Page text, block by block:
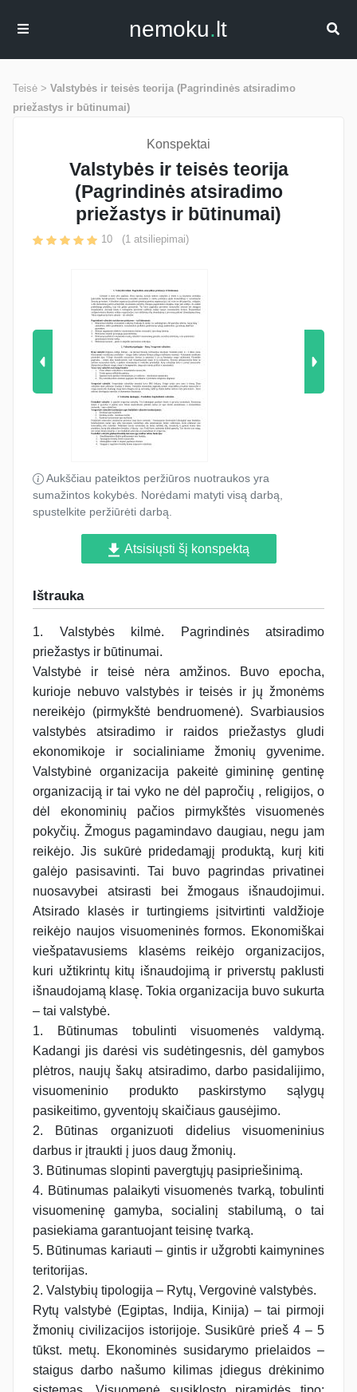
nemoku.lt
Teisė > Valstybės ir teisės teorija (Pagrindinės atsiradimo
priežastys ir būtinumai)
Konspektai
Valstybės ir teisės teorija
(Pagrindinės atsiradimo
priežastys ir būtinumai)
10 (1 atsiliepimai)
Aukščiau pateiktos peržiūros nuotraukos yra
sumažintos kokybės. Norėdami matyti visą darbą,
spustelkite peržiūrėti darbą.
Atsisiųsti šį konspektą
Ištrauka
1. Valstybės kilmė. Pagrindinės atsiradimo
priežastys ir būtinumai.
Valstybė ir teisė nėra amžinos. Buvo epocha,
kurioje nebuvo valstybės ir teisės ir jų žmonėms
nereikėjo (pirmykštė bendruomenė). Svarbiausios
valstybės atsiradimo ir raidos priežastys gludi
ekonomikoje ir socialiniame žmonių gyvenime.
Valstybinė organizacija pakeitė gimininę gentinę
organizaciją ir tai vyko ne dėl papročių , religijos, o
dėl ekonominių pačios pirmykštės visuomenės
pokyčių. Žmogus pagamindavo daugiau, negu jam
reikėjo. Jis sukūrė pridedamąjį produktą, kurį kiti
galėjo pasisavinti. Tai buvo pagrindas privatinei
nuosavybei atsirasti bei žmogaus išnaudojimui.
Atsirado klasės ir turtingiems įsitvirtinti valdžioje
reikėjo naujos visuomeninės formos. Ekonomiškai
viešpatavusiems klasėms reikėjo organizacijos,
kuri užtikrintų kitų išnaudojimą ir priverstų paklusti
išnaudojamą klasę. Tokia organizacija buvo sukurta
– tai valstybė.
1. Būtinumas tobulinti visuomenės valdymą.
Kadangi jis darėsi vis sudėtingesnis, dėl gamybos
plėtros, naujų šakų atsiradimo, darbo pasidalijimo,
visuomeninio produkto paskirstymo sąlygų
pasikeitimo, gyventojų skaičiaus gausėjimo.
2. Būtinas organizuoti didelius visuomeninius
darbus ir įtraukti į juos daug žmonių.
3. Būtinumas slopinti pavergtųjų pasipriešinimą.
4. Būtinumas palaikyti visuomenės tvarką, tobulinti
visuomeninę gamyba, socialinį stabilumą, o tai
pasiekiama garantuojant teisinę tvarką.
5. Būtinumas kariauti – gintis ir užgrobti kaimynines
teritorijas.
2. Valstybių tipologija – Rytų, Vergovinė valstybės.
Rytų valstybė (Egiptas, Indija, Kinija) – tai pirmoji
žmonių civilizacijos istorijoje. Susikūrė prieš 4 – 5
tūkst. metų. Ekonominės susidarymo prielaidos –
staigus darbo našumo kilimas įdiegus drėkinimo